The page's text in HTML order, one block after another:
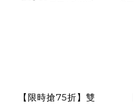
【限時搶75折】雙